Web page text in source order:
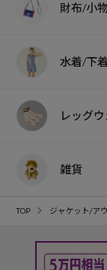
財布/小
水着/下
レッグ
雑貨
TOP ジャケット/ア